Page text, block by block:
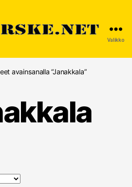
Valikko
avainsanalla “Janakkala”